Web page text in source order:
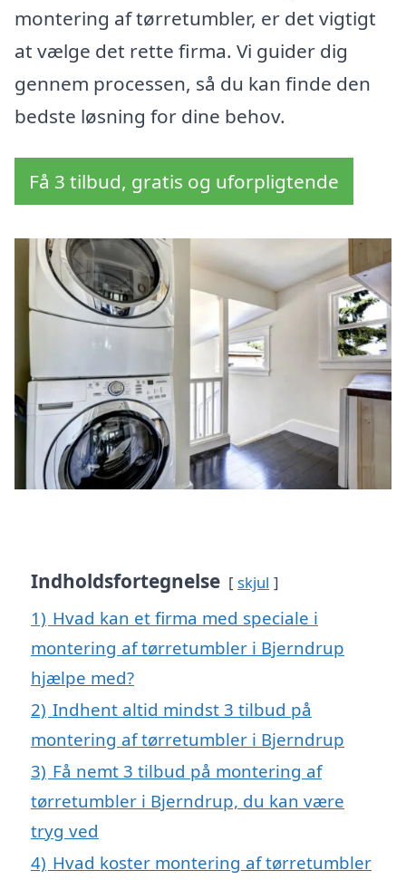
montering af tørretumbler, er det vigtigt
at vælge det rette firma. Vi guider dig
gennem processen, så du kan finde den
bedste løsning for dine behov.
Få 3 tilbud, gratis og uforpligtende
Indholdsfortegnelse skjul
1) Hvad kan et firma med speciale i
montering af tørretumbler i Bjerndrup
hjælpe med?
2) Indhent altid mindst 3 tilbud på
montering af tørretumbler i Bjerndrup
3) Få nemt 3 tilbud på montering af
tørretumbler i Bjerndrup, du kan være
tryg ved
4) Hvad koster montering af tørretumbler